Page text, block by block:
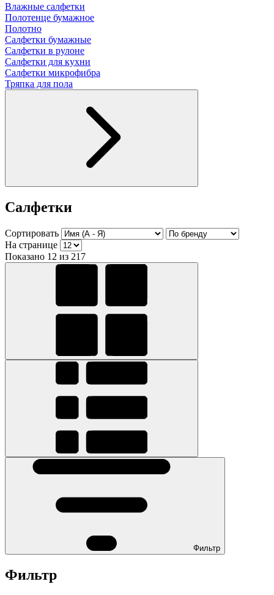
Влажные салфетки
Полотенце бумажное
Полотно
Салфетки бумажные
Салфетки в рулоне
Салфетки для кухни
Салфетки микрофибра
Тряпка для пола
Салфетки
Сортировать
На странице
Показано 12 из 217
Фильтр
Фильтр